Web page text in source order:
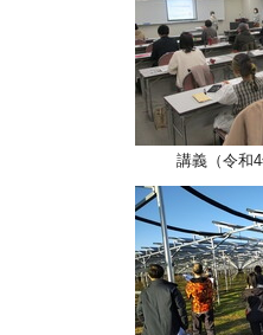
講義（令和4